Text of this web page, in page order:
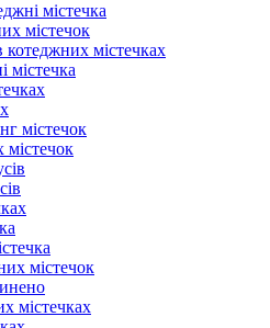
містечка
містечок
котеджних містечках
містечка
містечок
містечок
містечок
містечках